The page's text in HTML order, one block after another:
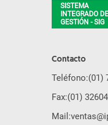
SISTEMA
INTEGRADO DE
GESTIÓN - SIG
Contacto
Teléfono:(01)
Fax:(01)
Mail: